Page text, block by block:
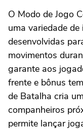
O Modo de Jogo
uma variedade
desenvolvidas
movimentos
garante aos
frente e bônus
de Batalha cria
companheiros
permite lançar